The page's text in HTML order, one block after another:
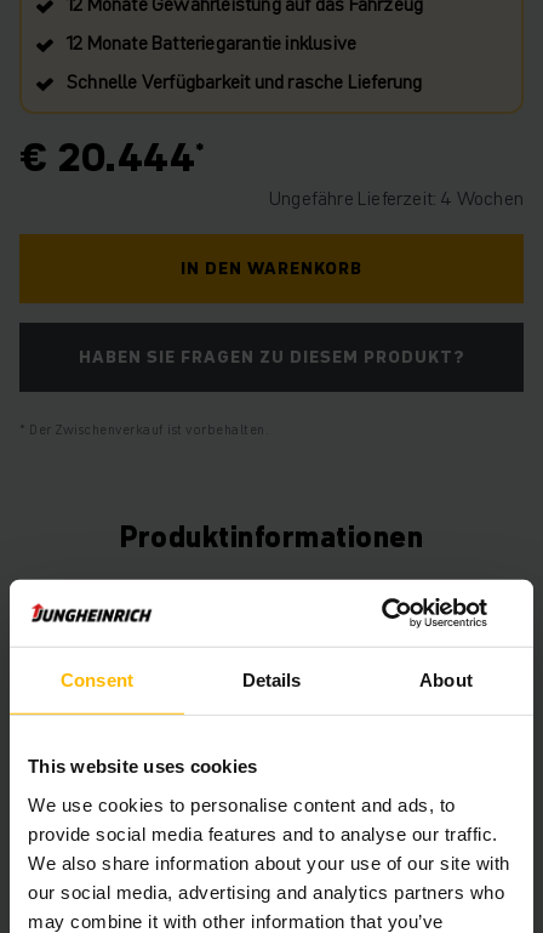
Consent Details About
This website uses cookies
We use cookies to personalise content and ads, to
provide social media features and to analyse our traffic.
We also share information about your use of our site with
our social media, advertising and analytics partners who
may combine it with other information that you’ve
12 Monate Batteriegarantie inklusive
Schnelle Verfügbarkeit und rasche Lieferung
€ 20.444
Ungefähre Lieferzeit: 4 Wochen
IN DEN WARENKORB
HABEN SIE FRAGEN ZU DIESEM PRODUKT?
Der Zwischenverkauf ist vorbehalten.
Produktinformationen
Der folgende Abschnitt bietet eine umfassende
Zusammenfassung der technischen Spezifikationen und
Ausstattungen des Fahrzeugs.
Ladegerät Ja, 48 V / 100 A
Batterie Baujahr 2019